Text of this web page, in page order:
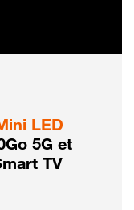
LED
5G et
TV